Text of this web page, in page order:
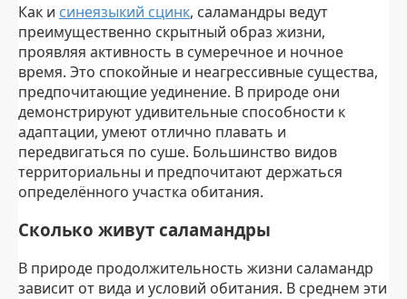
Как и синеязыкий сцинк, саламандры ведут
преимущественно скрытный образ жизни,
проявляя активность в сумеречное и ночное
время. Это спокойные и неагрессивные существа,
предпочитающие уединение. В природе они
демонстрируют удивительные способности к
адаптации, умеют отлично плавать и
передвигаться по суше. Большинство видов
территориальны и предпочитают держаться
определённого участка обитания.
Сколько живут саламандры
В природе продолжительность жизни саламандр
зависит от вида и условий обитания. В среднем эти